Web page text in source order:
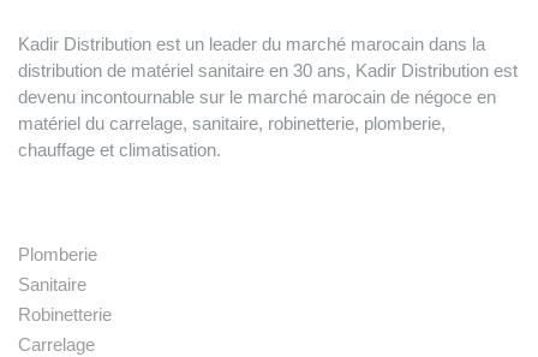
Kadir Distribution est un leader du marché marocain dans la
distribution de matériel sanitaire en 30 ans, Kadir Distribution est
devenu incontournable sur le marché marocain de négoce en
matériel du carrelage, sanitaire, robinetterie, plomberie,
chauffage et climatisation.
Plomberie
Sanitaire
Robinetterie
Carrelage